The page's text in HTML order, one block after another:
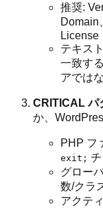
推奨:
Domain
License
テキス
一致す
アでは
CRITICAL パ
か、
PHP フ
exit;
グロー
数/クラ
アクテ